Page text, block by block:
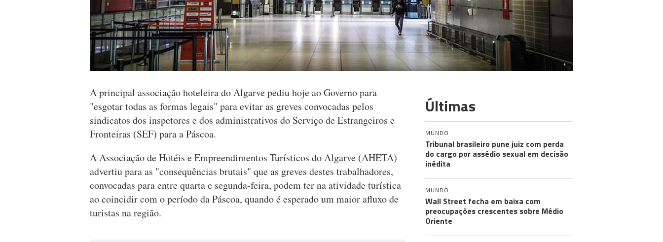
A principal associação hoteleira do Algarve pediu hoje ao Governo para
"esgotar todas as formas legais" para evitar as greves convocadas pelos
sindicatos dos inspetores e dos administrativos do Serviço de Estrangeiros e
Fronteiras (SEF) para a Páscoa.
A Associação de Hotéis e Empreendimentos Turísticos do Algarve (AHETA)
advertiu para as "consequências brutais" que as greves destes trabalhadores,
convocadas para entre quarta e segunda-feira, podem ter na atividade turística
ao coincidir com o período da Páscoa, quando é esperado um maior afluxo de
turistas na região.
Últimas
MUNDO
Tribunal brasileiro pune juiz com perda
do cargo por assédio sexual em decisão
inédita
MUNDO
Wall Street fecha em baixa com
preocupações crescentes sobre Médio
Oriente